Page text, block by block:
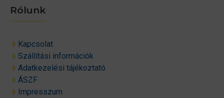
Rólunk
Kapcsolat
Szállítási információk
Adatkezelési tájékoztató
ÁSZF
Impresszum